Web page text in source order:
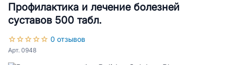
Профилактика и лечение болезней
суставов 500 табл.
0 отзывов
Арт. 0948